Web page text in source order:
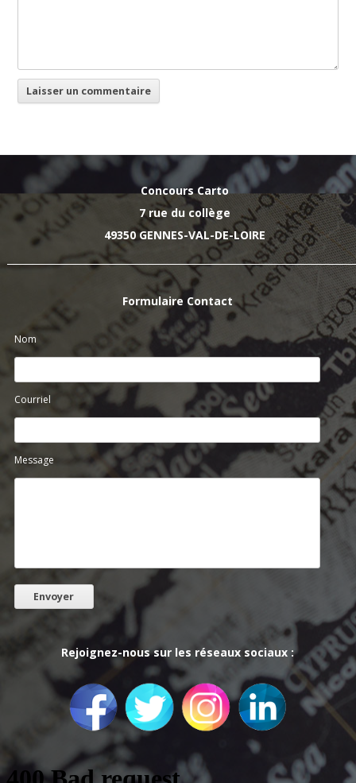
Concours Carto
7 rue du collège
49350 GENNES-VAL-DE-LOIRE
Formulaire Contact
Nom
Courriel
Message
Rejoignez-nous sur les réseaux sociaux :